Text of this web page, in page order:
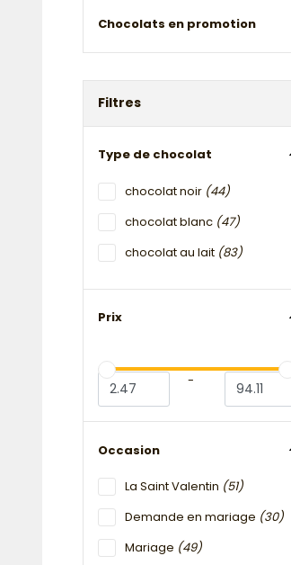
Chocolats en promotion
Filtres
Type de chocolat
chocolat noir (44)
chocolat blanc (47)
chocolat au lait (83)
Prix
-
Occasion
La Saint Valentin (51)
Demande en mariage (30)
Mariage (49)